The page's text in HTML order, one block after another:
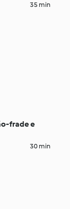
35 min
frade e
30 min